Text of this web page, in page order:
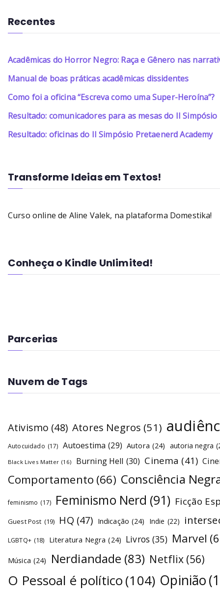
Recentes
Acadêmicas do Horror Negro: Raça e Gênero nas
Manual de boas práticas acadêmicas dissidentes
Como foi a oficina “Escreva como uma Super-Heroína”?
Resultado: comunicadores para as mesas do II
Resultado: oficinas do II Simpósio Pretaenerd Academy
Transforme Ideias em Textos!
Curso online de Aline Valek, na plataforma Domestika!
Conheça o Kindle Unlimited!
Parcerias
Nuvem de Tags
Ativismo (48) Atores Negros (51)
Autocuidado (17) Autoestima (29) Autora (24) autoria negra
Black Lives Matter (16) Burning Hell (30) Cinema (41)
Comportamento (66) Consciência
feminismo (17) Feminismo Nerd (91) Ficção
Guest Post (19) HQ (47) Indicação (24) Indie (22)
LGBTQ+ (18) Literatura Negra (24) Livros (35) Marvel
Música (24) Nerdiandade (83) Netflix (56)
O Pessoal é político(104) Opinião